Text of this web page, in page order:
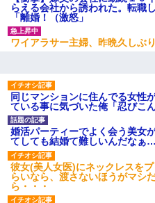
俺「初対面でなに言ったか覚え
タ？だっけ？」俺「だいたい合
の？」→
小2の頃、妹と昼寝してたら家が
なかった。妹を抱き締めて「ﾀﾋ
義兄嫁「娘が大学に入ったら下
旋のアパートに行け」→ 旦那が
ろ！」とキレて・・・
らえる会社から誘われた。転職
「離婚！（激怒」
ワイアラサー主婦、昨晩久しぶ
同じマンションに住んでる女性
ている事に気づいた俺「忍びこ
婚活パーティーでよく会う美女
てしても結婚て難しいんだなぁ
彼女(美人女医)にネックレスを
らいなら、渡さないほうがマシ
ら・・・